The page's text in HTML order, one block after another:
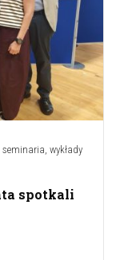
seminaria, wykłady
spotkali